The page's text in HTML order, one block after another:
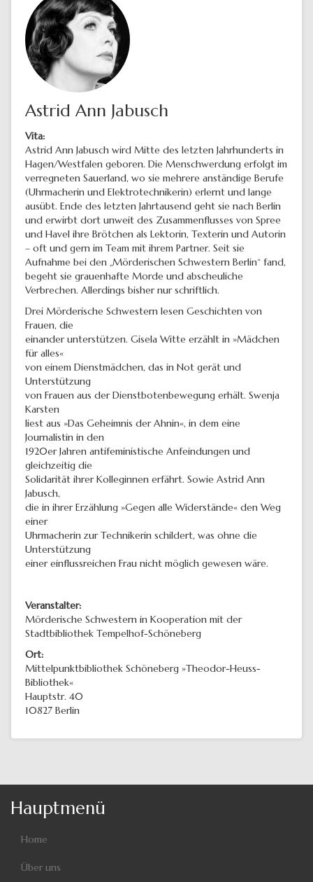
Astrid Ann Jabusch
Vita:
Astrid Ann Jabusch wird Mitte des letzten Jahrhunderts in
Hagen/Westfalen geboren. Die Menschwerdung erfolgt im
verregneten Sauerland, wo sie mehrere anständige Berufe
(Uhrmacherin und Elektrotechnikerin) erlernt und lange
ausübt. Ende des letzten Jahrtausend geht sie nach Berlin
und erwirbt dort unweit des Zusammenflusses von Spree
und Havel ihre Brötchen als Lektorin, Texterin und Autorin
– oft und gern im Team mit ihrem Partner. Seit sie
Aufnahme bei den „Mörderischen Schwestern Berlin“ fand,
begeht sie grauenhafte Morde und abscheuliche
Verbrechen. Allerdings bisher nur schriftlich.
Drei Mörderische Schwestern lesen Geschichten von
Frauen, die
einander unterstützen. Gisela Witte erzählt in »Mädchen
für alles«
von einem Dienstmädchen, das in Not gerät und
Unterstützung
von Frauen aus der Dienstbotenbewegung erhält. Swenja
Karsten
liest aus »Das Geheimnis der Ahnin«, in dem eine
Journalistin in den
1920er Jahren antifeministische Anfeindungen und
gleichzeitig die
Solidarität ihrer Kolleginnen erfährt. Sowie Astrid Ann
Jabusch,
die in ihrer Erzählung »Gegen alle Widerstände« den Weg
einer
Uhrmacherin zur Technikerin schildert, was ohne die
Unterstützung
einer einflussreichen Frau nicht möglich gewesen wäre.
Veranstalter:
Mörderische Schwestern in Kooperation mit der
Stadtbibliothek Tempelhof-Schöneberg
Ort:
Mittelpunktbibliothek Schöneberg »Theodor-Heuss-
Bibliothek«
Hauptstr. 40
10827 Berlin
Hauptmenü
Home
Über uns